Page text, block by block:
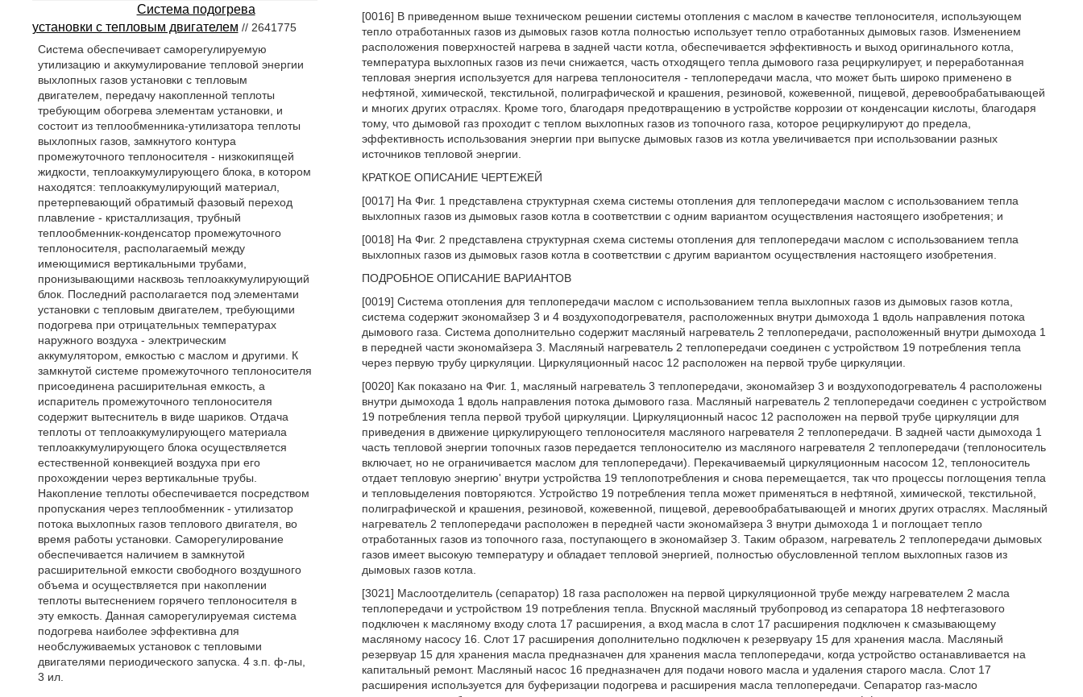
[0016] В приведенном выше техническом решении системы отопления с маслом в качестве теплоносителя, использующем
тепло отработанных газов из дымовых газов котла полностью использует тепло отработанных дымовых газов. Изменением
расположения поверхностей нагрева в задней части котла, обеспечивается эффективность и выход оригинального котла,
температура выхлопных газов из печи снижается, часть отходящего тепла дымового газа рециркулирует, и переработанная
тепловая энергия используется для нагрева теплоносителя - теплопередачи масла, что может быть широко применено в
нефтяной, химической, текстильной, полиграфической и крашения, резиновой, кожевенной, пищевой, деревообрабатывающей
и многих других отраслях. Кроме того, благодаря предотвращению в устройстве коррозии от конденсации кислоты, благодаря
тому, что дымовой газ проходит с теплом выхлопных газов из топочного газа, которое рециркулируют до предела,
эффективность использования энергии при выпуске дымовых газов из котла увеличивается при использовании разных
источников тепловой энергии.
КРАТКОЕ ОПИСАНИЕ ЧЕРТЕЖЕЙ
[0017] На Фиг. 1 представлена структурная схема системы отопления для теплопередачи маслом с использованием тепла
выхлопных газов из дымовых газов котла в соответствии с одним вариантом осуществления настоящего изобретения; и
[0018] На Фиг. 2 представлена структурная схема системы отопления для теплопередачи маслом с использованием тепла
выхлопных газов из дымовых газов котла в соответствии с другим вариантом осуществления настоящего изобретения.
ПОДРОБНОЕ ОПИСАНИЕ ВАРИАНТОВ
[0019] Система отопления для теплопередачи маслом с использованием тепла выхлопных газов из дымовых газов котла,
система содержит экономайзер 3 и 4 воздухоподогревателя, расположенных внутри дымохода 1 вдоль направления потока
дымового газа. Система дополнительно содержит масляный нагреватель 2 теплопередачи, расположенный внутри дымохода 1
в передней части экономайзера 3. Масляный нагреватель 2 теплопередачи соединен с устройством 19 потребления тепла
через первую трубу циркуляции. Циркуляционный насос 12 расположен на первой трубе циркуляции.
[0020] Как показано на Фиг. 1, масляный нагреватель 3 теплопередачи, экономайзер 3 и воздухоподогреватель 4 расположены
внутри дымохода 1 вдоль направления потока дымового газа. Масляный нагреватель 2 теплопередачи соединен с устройством
19 потребления тепла первой трубой циркуляции. Циркуляционный насос 12 расположен на первой трубе циркуляции для
приведения в движение циркулирующего теплоносителя масляного нагревателя 2 теплопередачи. В задней части дымохода 1
часть тепловой энергии топочных газов передается теплоносителю из масляного нагревателя 2 теплопередачи (теплоноситель
включает, но не ограничивается маслом для теплопередачи). Перекачиваемый циркуляционным насосом 12, теплоноситель
отдает тепловую энергию' внутри устройства 19 теплопотребления и снова перемещается, так что процессы поглощения тепла
и тепловыделения повторяются. Устройство 19 потребления тепла может применяться в нефтяной, химической, текстильной,
полиграфической и крашения, резиновой, кожевенной, пищевой, деревообрабатывающей и многих других отраслях. Масляный
нагреватель 2 теплопередачи расположен в передней части экономайзера 3 внутри дымохода 1 и поглощает тепло
отработанных газов из топочного газа, поступающего в экономайзер 3. Таким образом, нагреватель 2 теплопередачи дымовых
газов имеет высокую температуру и обладает тепловой энергией, полностью обусловленной теплом выхлопных газов из
дымовых газов котла.
[3021] Маслоотделитель (сепаратор) 18 газа расположен на первой циркуляционной трубе между нагревателем 2 масла
теплопередачи и устройством 19 потребления тепла. Впускной масляный трубопровод из сепаратора 18 нефтегазового
подключен к масляному входу слота 17 расширения, а вход масла в слот 17 расширения подключен к смазывающему
масляному насосу 16. Слот 17 расширения дополнительно подключен к резервуару 15 для хранения масла. Масляный
резервуар 15 для хранения масла предназначен для хранения масла теплопередачи, когда устройство останавливается на
капитальный ремонт. Масляный насос 16 предназначен для подачи нового масла и удаления старого масла. Слот 17
расширения используется для буферизации подогрева и расширения масла теплопередачи. Сепаратор газ-масло
Система подогрева
установки с тепловым двигателем // 2641775
Система обеспечивает саморегулируемую
утилизацию и аккумулирование тепловой энергии
выхлопных газов установки с тепловым
двигателем, передачу накопленной теплоты
требующим обогрева элементам установки, и
состоит из теплообменника-утилизатора теплоты
выхлопных газов, замкнутого контура
промежуточного теплоносителя - низкокипящей
жидкости, теплоаккумулирующего блока, в котором
находятся: теплоаккумулирующий материал,
претерпевающий обратимый фазовый переход
плавление - кристаллизация, трубный
теплообменник-конденсатор промежуточного
теплоносителя, располагаемый между
имеющимися вертикальными трубами,
пронизывающими насквозь теплоаккумулирующий
блок. Последний располагается под элементами
установки с тепловым двигателем, требующими
подогрева при отрицательных температурах
наружного воздуха - электрическим
аккумулятором, емкостью с маслом и другими. К
замкнутой системе промежуточного теплоносителя
присоединена расширительная емкость, а
испаритель промежуточного теплоносителя
содержит вытеснитель в виде шариков. Отдача
теплоты от теплоаккумулирующего материала
теплоаккумулирующего блока осуществляется
естественной конвекцией воздуха при его
прохождении через вертикальные трубы.
Накопление теплоты обеспечивается посредством
пропускания через теплообменник - утилизатор
потока выхлопных газов теплового двигателя, во
время работы установки. Саморегулирование
обеспечивается наличием в замкнутой
расширительной емкости свободного воздушного
объема и осуществляется при накоплении
теплоты вытеснением горячего теплоносителя в
эту емкость. Данная саморегулируемая система
подогрева наиболее эффективна для
необслуживаемых установок с тепловыми
двигателями периодического запуска. 4 з.п. ф-лы,
3 ил.